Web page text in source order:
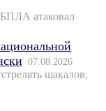
атаковал
07.08.2026
шакалов,